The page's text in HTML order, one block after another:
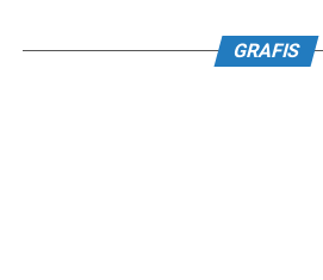
GRAFIS